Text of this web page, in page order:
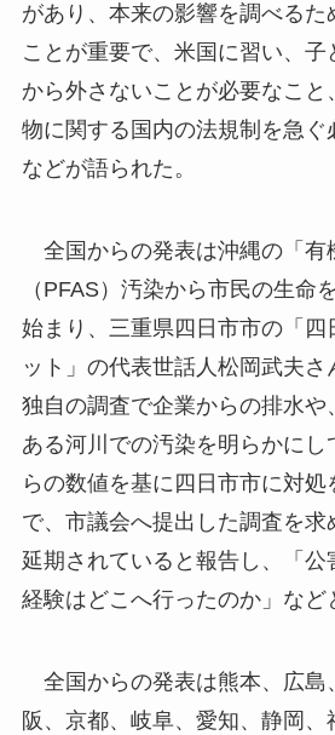
があり、本来の影響を調べるた
ことが重要で、米国に習い、子
から外さないことが必要なこと
物に関する国内の法規制を急ぐ
などが語られた。
全国からの発表は沖縄の「有
（PFAS）汚染から市民の生命
始まり、三重県四日市市の「四
ット」の代表世話人松岡武夫さ
独自の調査で企業からの排水や
ある河川での汚染を明らかにし
らの数値を基に四日市市に対
で、市議会へ提出した調査を求
延期されていると報告し、「公
経験はどこへ行ったのか」など
全国からの発表は熊本、広島
阪、京都、岐阜、愛知、静岡